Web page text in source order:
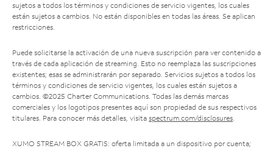
sujetos a todos los términos y condiciones de servicio vigentes, los cuales
están sujetos a cambios. No están disponibles en todas las áreas. Se aplican
restricciones.
Puede solicitarse la activación de una nueva suscripción para ver contenido a
través de cada aplicación de streaming. Esto no reemplaza las suscripciones
existentes; esas se administrarán por separado. Servicios sujetos a todos los
términos y condiciones de servicio vigentes, los cuales están sujetos a
cambios. ©2025 Charter Communications. Todas las demás marcas
comerciales y los logotipos presentes aquí son propiedad de sus respectivos
titulares. Para conocer más detalles, visita spectrum.com/disclosures.
XUMO STREAM BOX GRATIS: oferta limitada a un dispositivo por cuenta;